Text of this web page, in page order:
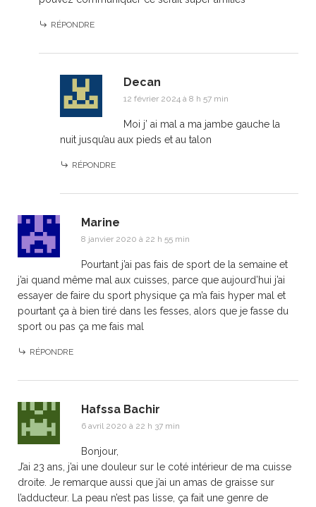
RÉPONDRE
Decan
12 février 2024 à 8 h 57 min
Moi j’ ai mal a ma jambe gauche la
nuit jusqu’au aux pieds et au talon
RÉPONDRE
Marine
8 janvier 2020 à 22 h 55 min
Pourtant j’ai pas fais de sport de la semaine et
j’ai quand même mal aux cuisses, parce que aujourd’hui j’ai
essayer de faire du sport physique ça m’a fais hyper mal et
pourtant ça à bien tiré dans les fesses, alors que je fasse du
sport ou pas ça me fais mal
RÉPONDRE
Hafssa Bachir
6 avril 2020 à 22 h 37 min
Bonjour,
J’ai 23 ans, j’ai une douleur sur le coté intérieur de ma cuisse
droite. Je remarque aussi que j’ai un amas de graisse sur
l’adducteur. La peau n’est pas lisse, ça fait une genre de